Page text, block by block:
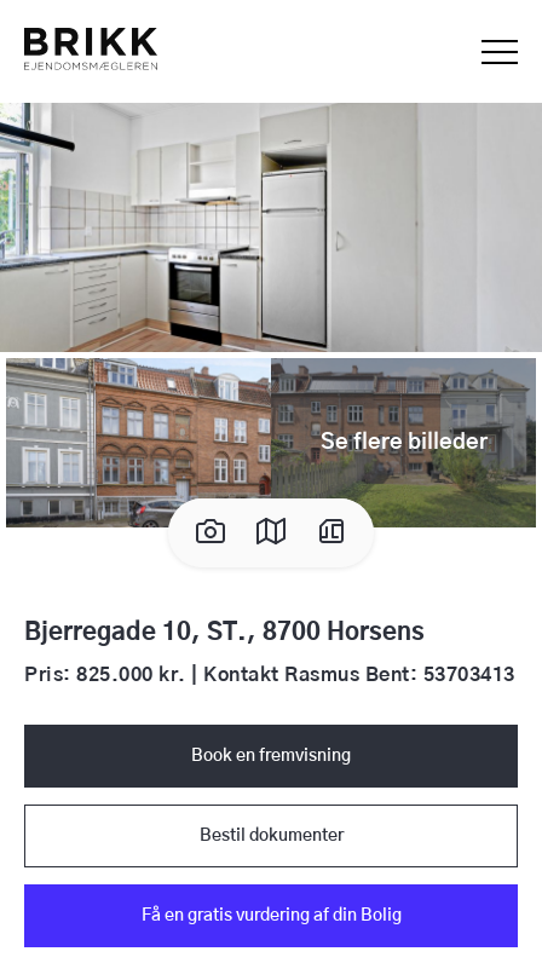
Se flere billeder
Bjerregade 10, ST., 8700 Horsens
Pris: 825.000 kr. | Kontakt Rasmus Bent: 53703413
Book en fremvisning
Bestil dokumenter
Få en gratis vurdering af din Bolig